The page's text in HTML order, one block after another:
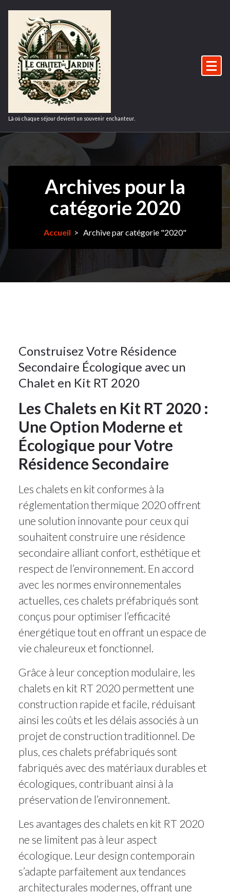
contenu
Là où chaque séjour devient un souvenir enchanteur.
Archives pour la
catégorie 2020
Accueil > Archive par catégorie "2020"
1
AOÛT
2025
2025
maison
Construisez Votre Résidence
Secondaire Écologique avec un
Chalet en Kit RT 2020
Les Chalets en Kit RT 2020 :
Une Option Moderne et
Écologique pour Votre
Résidence Secondaire
Les chalets en kit conformes à la
réglementation thermique 2020 offrent
une solution innovante pour ceux qui
souhaitent construire une résidence
secondaire alliant confort, esthétique et
respect de l’environnement. En accord
avec les normes environnementales
actuelles, ces chalets préfabriqués sont
conçus pour optimiser l’efficacité
énergétique tout en offrant un espace de
vie chaleureux et fonctionnel.
Grâce à leur conception modulaire, les
chalets en kit RT 2020 permettent une
construction rapide et facile, réduisant
ainsi les coûts et les délais associés à un
projet de construction traditionnel. De
plus, ces chalets préfabriqués sont
fabriqués avec des matériaux durables et
écologiques, contribuant ainsi à la
préservation de l’environnement.
Les avantages des chalets en kit RT 2020
ne se limitent pas à leur aspect
écologique. Leur design contemporain
s’adapte parfaitement aux tendances
architecturales modernes, offrant une